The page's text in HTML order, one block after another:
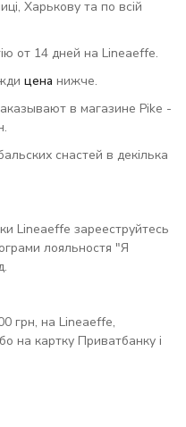
Харькову та по всій
от 14 дней на Lineaeffe.
цена нижче.
в магазине Pike -
снастей в декілька
Lineaeffe зарееструйтесь
лояльностя "Я
грн, на Lineaeffe,
на картку Приватбанку і